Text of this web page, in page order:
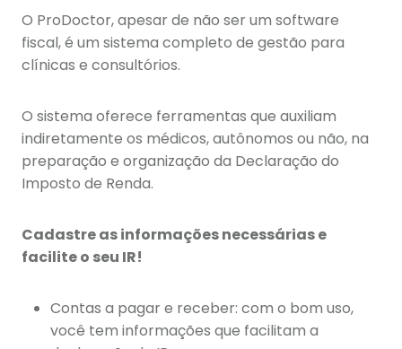
O ProDoctor, apesar de não ser um software
fiscal, é um sistema completo de gestão para
clínicas e consultórios.
O sistema oferece ferramentas que auxiliam
indiretamente os médicos, autônomos ou não, na
preparação e organização da Declaração do
Imposto de Renda.
Cadastre as informações necessárias e
facilite o seu IR!
Contas a pagar e receber: com o bom uso,
você tem informações que facilitam a